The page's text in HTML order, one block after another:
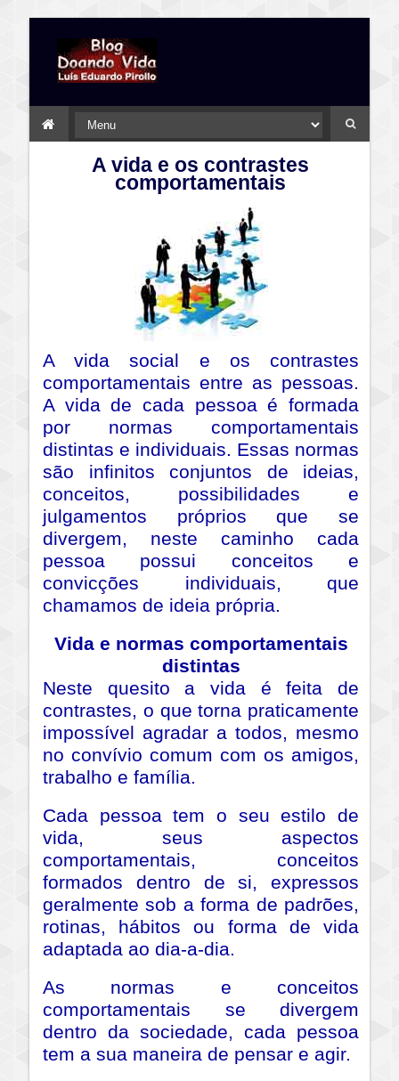
A vida e os contrastes
comportamentais
A vida social e os contrastes
comportamentais entre as pessoas.
A vida de cada pessoa é formada
por normas comportamentais
distintas e individuais. Essas normas
são infinitos conjuntos de ideias,
conceitos, possibilidades e
julgamentos próprios que se
divergem, neste caminho cada
pessoa possui conceitos e
convicções individuais, que
chamamos de ideia própria.
Vida e normas comportamentais
distintas
Neste quesito a vida é feita de
contrastes, o que torna praticamente
impossível agradar a todos, mesmo
no convívio comum com os amigos,
trabalho e família.
Cada pessoa tem o seu estilo de
vida, seus aspectos
comportamentais, conceitos
formados dentro de si, expressos
geralmente sob a forma de padrões,
rotinas, hábitos ou forma de vida
adaptada ao dia-a-dia.
As normas e conceitos
comportamentais se divergem
dentro da sociedade, cada pessoa
tem a sua maneira de pensar e agir.